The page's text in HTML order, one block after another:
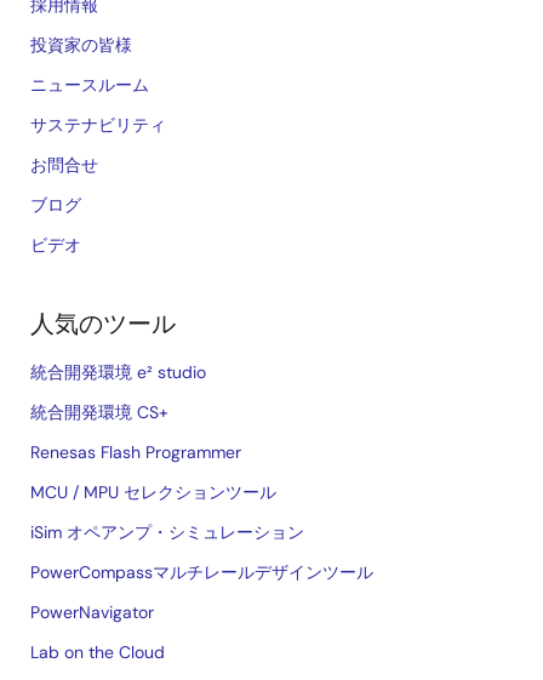
採用情報
投資家の皆様
ニュースルーム
サステナビリティ
お問合せ
ブログ
ビデオ
人気のツール
統合開発環境 e² studio
統合開発環境 CS+
Renesas Flash Programmer
MCU / MPU セレクションツール
iSim オペアンプ・シミュレーション
PowerCompassマルチレールデザインツール
PowerNavigator
Lab on the Cloud